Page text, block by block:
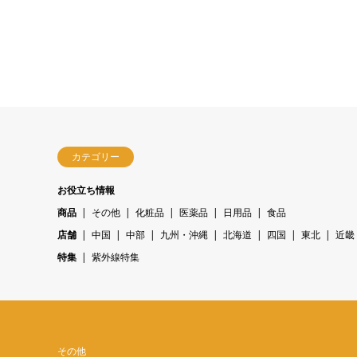
カテゴリー
お役立ち情報
商品
その他 化粧品 医薬品 日用品
食品
店舗
中国 中部 九州・沖縄 北海道 四国 東北 近畿
特集
紫外線特集
その他